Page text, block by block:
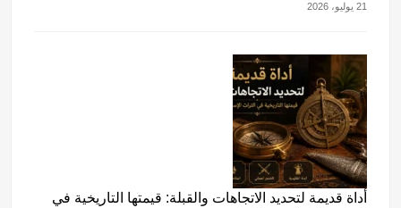
21 يوليو، 2026
أداة قديمة لتحديد الاتجاهات والقبلة: قيمتها التاريخية في